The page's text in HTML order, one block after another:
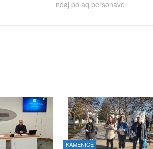
ndaj po aq personave
KAMENICË